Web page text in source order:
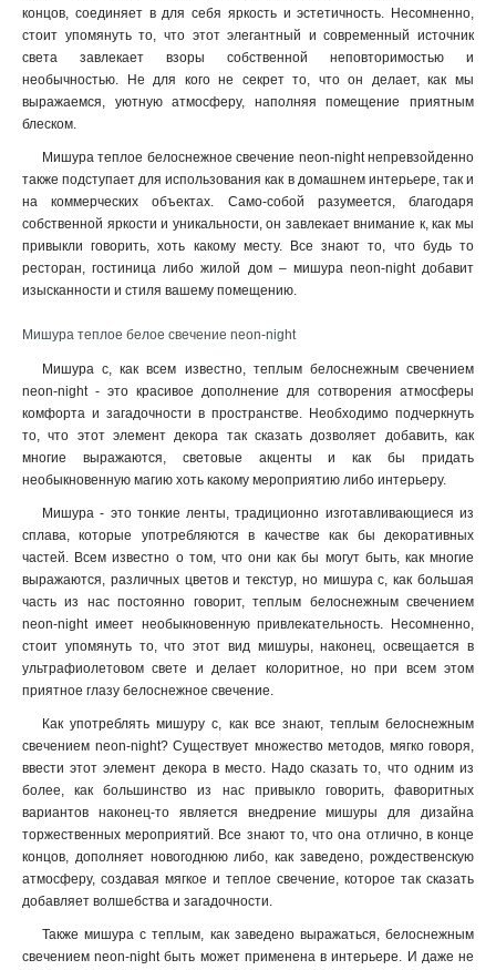
концов, соединяет в для себя яркость и эстетичность. Несомненно,
стоит упомянуть то, что этот элегантный и современный источник
света завлекает взоры собственной неповторимостью и
необычностью. Не для кого не секрет то, что он делает, как мы
выражаемся, уютную атмосферу, наполняя помещение приятным
блеском.
Мишура теплое белоснежное свечение neon-night непревзойденно
также подступает для использования как в домашнем интерьере, так и
на коммерческих объектах. Само-собой разумеется, благодаря
собственной яркости и уникальности, он завлекает внимание к, как мы
привыкли говорить, хоть какому месту. Все знают то, что будь то
ресторан, гостиница либо жилой дом – мишура neon-night добавит
изысканности и стиля вашему помещению.
Мишура теплое белое свечение neon-night
Мишура с, как всем известно, теплым белоснежным свечением
neon-night - это красивое дополнение для сотворения атмосферы
комфорта и загадочности в пространстве. Необходимо подчеркнуть
то, что этот элемент декора так сказать дозволяет добавить, как
многие выражаются, световые акценты и как бы придать
необыкновенную магию хоть какому мероприятию либо интерьеру.
Мишура - это тонкие ленты, традиционно изготавливающиеся из
сплава, которые употребляются в качестве как бы декоративных
частей. Всем известно о том, что они как бы могут быть, как многие
выражаются, различных цветов и текстур, но мишура с, как большая
часть из нас постоянно говорит, теплым белоснежным свечением
neon-night имеет необыкновенную привлекательность. Несомненно,
стоит упомянуть то, что этот вид мишуры, наконец, освещается в
ультрафиолетовом свете и делает колоритное, но при всем этом
приятное глазу белоснежное свечение.
Как употреблять мишуру с, как все знают, теплым белоснежным
свечением neon-night? Существует множество методов, мягко говоря,
ввести этот элемент декора в место. Надо сказать то, что одним из
более, как большинство из нас привыкло говорить, фаворитных
вариантов наконец-то является внедрение мишуры для дизайна
торжественных мероприятий. Все знают то, что она отлично, в конце
концов, дополняет новогоднюю либо, как заведено, рождественскую
атмосферу, создавая мягкое и теплое свечение, которое так сказать
добавляет волшебства и загадочности.
Также мишура с теплым, как заведено выражаться, белоснежным
свечением neon-night быть может применена в интерьере. И даже не